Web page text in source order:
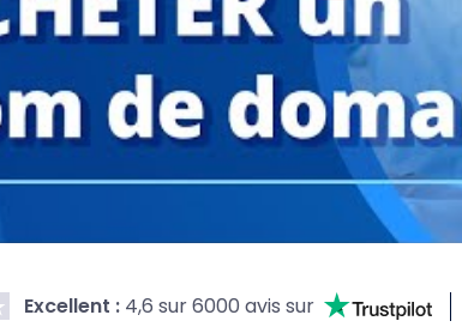
Excellent : 4,6 sur 6000 avis sur